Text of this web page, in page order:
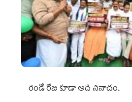
రెండో రోజు కూడా అదే నినాదం..